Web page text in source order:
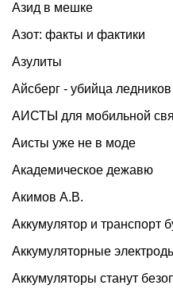
Азид в мешке
Азот: факты и фактики
Азулиты
Айсберг - убийца ледников
АИСТЫ для мобильной
Аисты уже не в моде
Академическое дежавю
Акимов А.В.
Аккумулятор и транспорт
Аккумуляторные
Аккумуляторы станут